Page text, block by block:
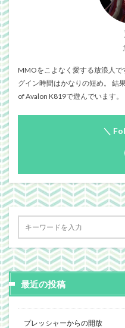
MMOをこよなく愛する放浪人
グイン時間はかなりの短め。 結
of Avalon K819で遊んでいます。
＼
最近の投稿
プレッシャーからの開放